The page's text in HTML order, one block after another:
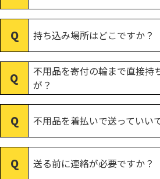
持ち込み場所はどこですか？
不用品を寄付の輪まで直接持
が？
不用品を着払いで送っていい
送る前に連絡が必要ですか？